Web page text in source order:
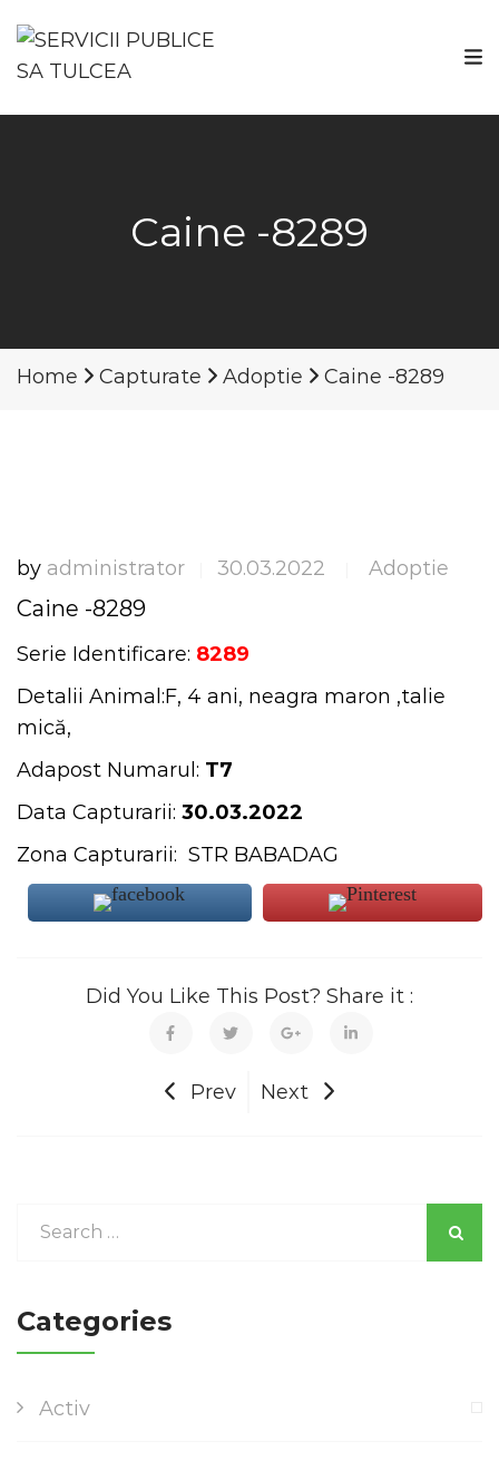
Caine -8289
Home Capturate Adoptie Caine -8289
by administrator 30.03.2022 Adoptie
Caine -8289
Serie Identificare: 8289
Detalii Animal:F, 4 ani, neagra maron ,talie
mică,
Adapost Numarul: T7
Data Capturarii: 30.03.2022
Zona Capturarii: STR BABADAG
Did You Like This Post? Share it :
Prev Next
Categories
Activ